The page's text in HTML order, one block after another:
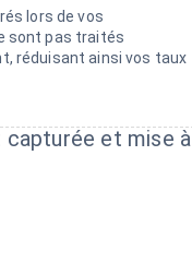
lors de vos
sont pas traités
réduisant ainsi vos taux
et mise à